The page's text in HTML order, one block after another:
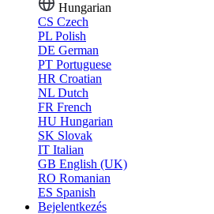
Hungarian
CS Czech
PL Polish
DE German
PT Portuguese
HR Croatian
NL Dutch
FR French
HU Hungarian
SK Slovak
IT Italian
GB English (UK)
RO Romanian
ES Spanish
Bejelentkezés